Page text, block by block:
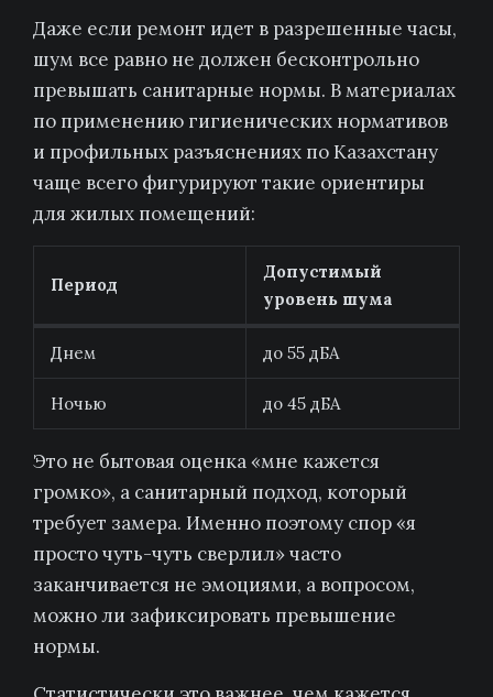
Даже если ремонт идет в разрешенные часы,
шум все равно не должен бесконтрольно
превышать санитарные нормы. В материалах
по применению гигиенических нормативов
и профильных разъяснениях по Казахстану
чаще всего фигурируют такие ориентиры
для жилых помещений:
Период
Допустимый
уровень шума
Днем до 55 дБА
Ночью до 45 дБА
Это не бытовая оценка «мне кажется
громко», а санитарный подход, который
требует замера. Именно поэтому спор «я
просто чуть-чуть сверлил» часто
заканчивается не эмоциями, а вопросом,
можно ли зафиксировать превышение
нормы.